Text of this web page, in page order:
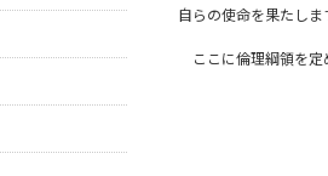
自らの使命を果たしま
ここに倫理綱領を定